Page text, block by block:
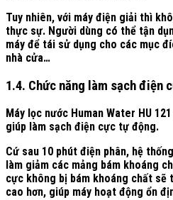
Tuy nhiên, với máy điện giải thì
thực sự. Người dùng có thể tận
máy để tái sử dụng cho các mục
nhà cửa…
1.4. Chức năng làm sạch điện
Máy lọc nước Human Water HU
giúp làm sạch điện cực tự động.
Cứ sau 10 phút điện phân, hệ
làm giảm các mảng bám khoáng
cực không bị bám khoáng chất sẽ
cao hơn, giúp máy hoạt động ổn